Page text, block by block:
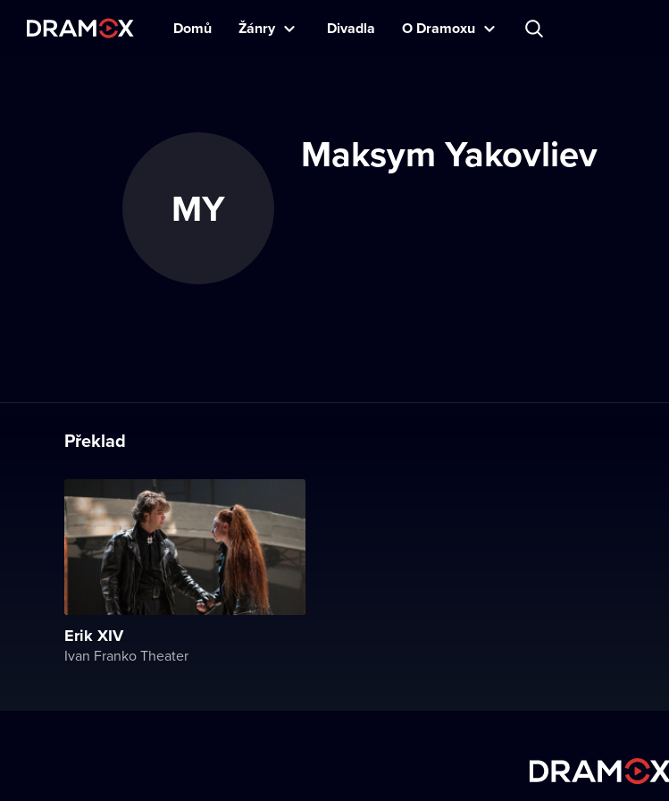
Domů Žánry Divadla O Dramoxu
MY
Maksym Yakovliev
Překlad
Erik XIV
Ivan Franko Theater